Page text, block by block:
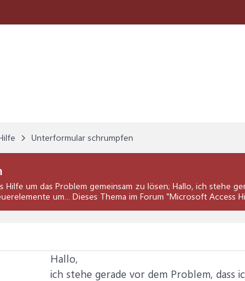
Unterformular schrumpfen
Hilfe um das Problem gemeinsam zu lösen; Hallo, ich stehe
um... Dieses Thema im Forum "Microsoft Access
Hallo,
ich stehe gerade vor dem Problem, dass